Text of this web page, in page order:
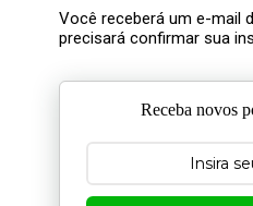
Você receberá um e-mail
precisará confirmar sua
Receba novos